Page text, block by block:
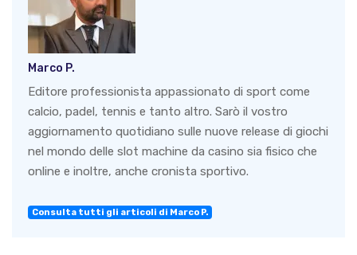
Marco P.
Editore professionista appassionato di sport come
calcio, padel, tennis e tanto altro. Sarò il vostro
aggiornamento quotidiano sulle nuove release di giochi
nel mondo delle slot machine da casino sia fisico che
online e inoltre, anche cronista sportivo.
Consulta tutti gli articoli di Marco P.